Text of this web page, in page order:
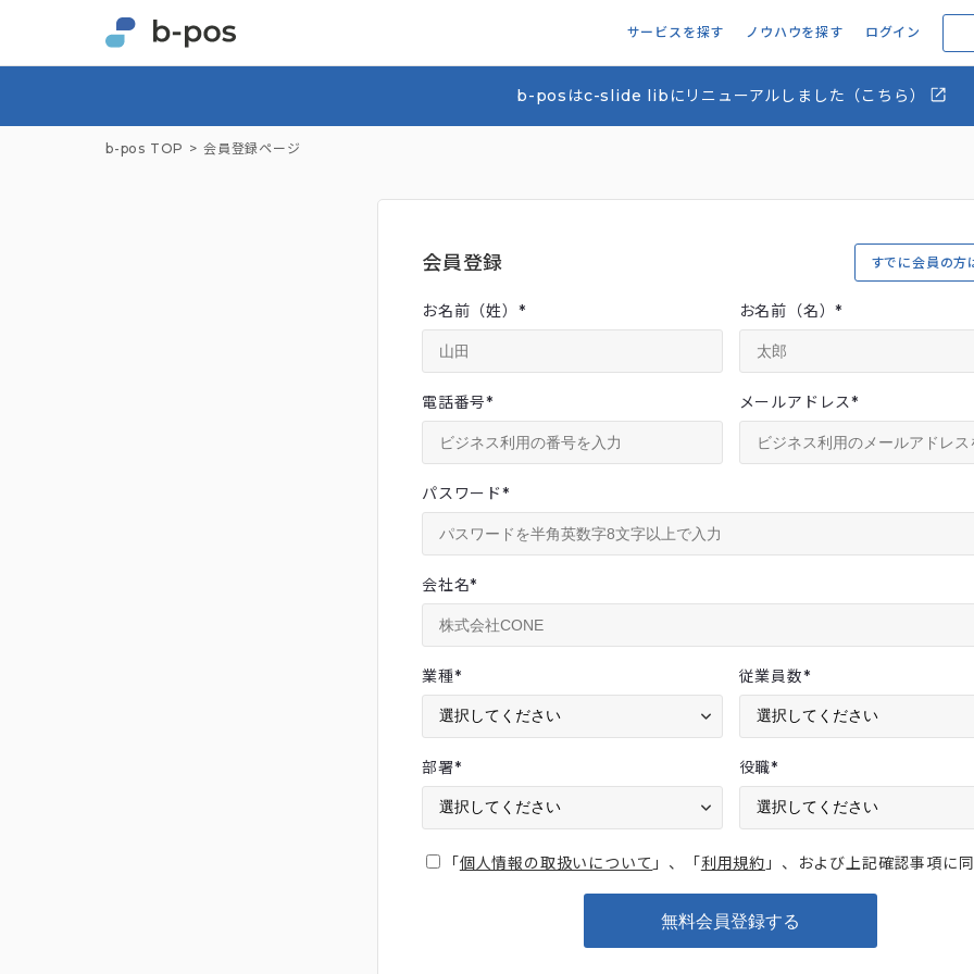
サービスを探す ノウハウを探す ログイン
b-posはc-slide libにリニューアルしました（こちら）
b-pos TOP 会員登録ページ
会員登録 すでに会員の方
お名前（姓） * お名前（名）*
電話番号* メールアドレス*
パスワード*
会社名*
業種* 従業員数*
部署* 役職*
「 個人情報の取扱いについて 」、「 利用規約 」、および上記確認事項に